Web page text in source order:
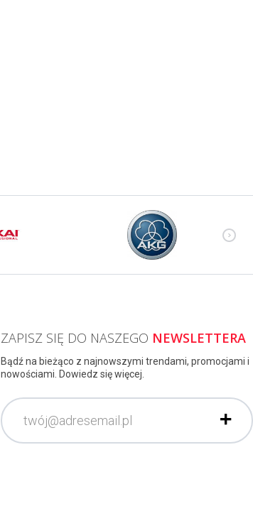
ZAPISZ SIĘ DO NASZEGO NEWSLETTERA
Bądź na bieżąco z najnowszymi trendami, promocjami i
nowościami. Dowiedz się więcej.